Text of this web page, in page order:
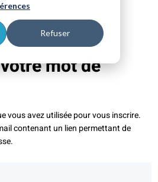
Refuser
mot de
vous avez utilisée pour vous inscrire.
contenant un lien permettant de